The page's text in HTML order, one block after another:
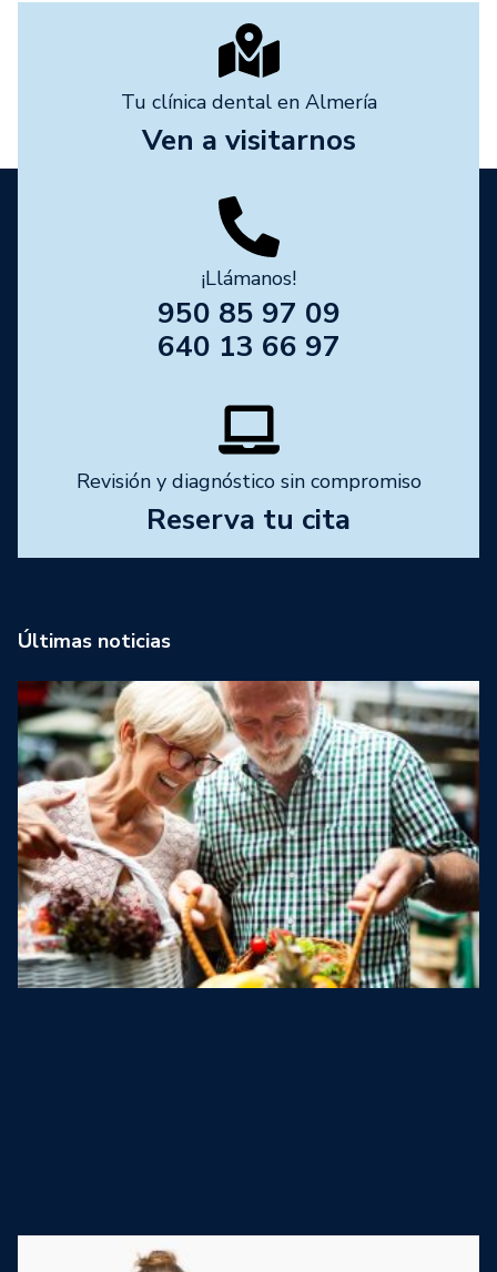
Tu clínica dental en Almería
Ven a visitarnos
¡Llámanos!
950 85 97 09
640 13 66 97
Revisión y diagnóstico sin compromiso
Reserva tu cita
Últimas noticias